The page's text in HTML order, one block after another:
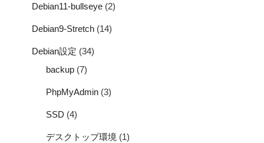
Debian11-bullseye (2)
Debian9-Stretch (14)
Debian設定 (34)
backup (7)
PhpMyAdmin (3)
SSD (4)
デスクトップ環境 (1)